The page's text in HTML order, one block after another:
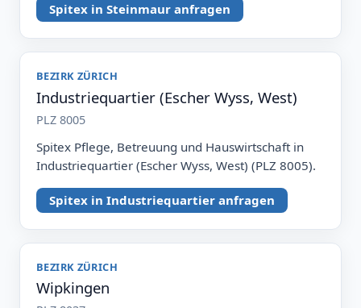
Spitex in Steinmaur anfragen
BEZIRK ZÜRICH
Industriequartier (Escher Wyss, West)
PLZ 8005
Spitex Pflege, Betreuung und Hauswirtschaft in
Industriequartier (Escher Wyss, West) (PLZ 8005).
Spitex in Industriequartier anfragen
BEZIRK ZÜRICH
Wipkingen